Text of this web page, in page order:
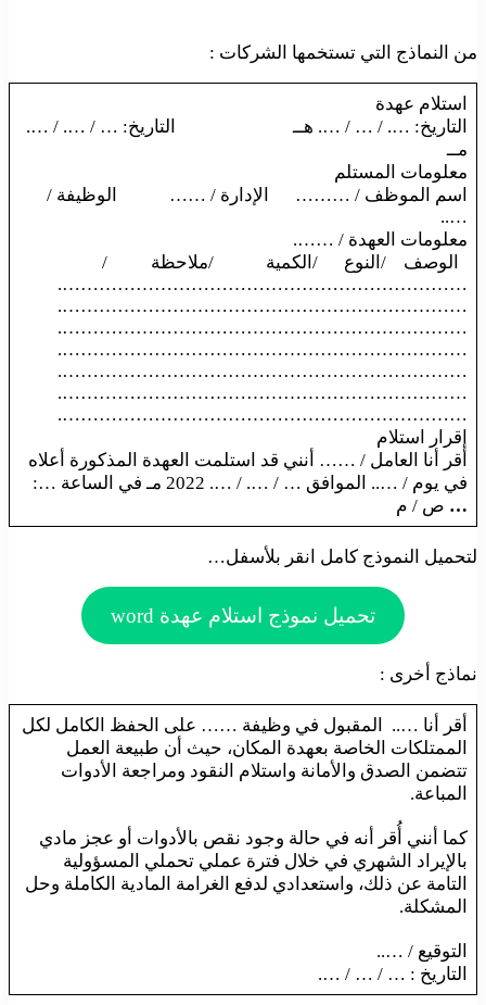
من النماذج التي تستخمها الشركات :
استلام عهدة
التاريخ: …. / … / …. هــ التاريخ: … / …. / ….
مــ
معلومات المستلم
اسم الموظف / ……… الإدارة / …… الوظيفة /
…..
معلومات العهدة / …….
الوصف /النوع /الكمية /ملاحظة /
………………………………………………………….
………………………………………………………….
………………………………………………………….
………………………………………………………….
………………………………………………………….
………………………………………………………….
………………………………………………………….
إقرار استلام
أقر أنا العامل / …… أنني قد استلمت العهدة المذكورة أعلاه
في يوم / ….. الموافق … / …. / …. 2022 مـ في الساعة …:
… ص / م
لتحميل النموذج كامل انقر بلأسفل…
تحميل نموذج استلام عهدة word
نماذج أخرى :
أقر أنا ….. المقبول في وظيفة …… على الحفظ الكامل لكل
الممتلكات الخاصة بعهدة المكان، حيث أن طبيعة العمل
تتضمن الصدق والأمانة واستلام النقود ومراجعة الأدوات
المباعة.
كما أنني أُقر أنه في حالة وجود نقص بالأدوات أو عجز مادي
بالإيراد الشهري في خلال فترة عملي تحملي المسؤولية
التامة عن ذلك، واستعدادي لدفع الغرامة المادية الكاملة وحل
المشكلة.
التوقيع / …..
التاريخ : … / … / ….